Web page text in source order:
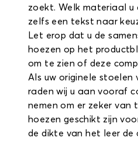
zoekt. Welk materiaal u
zelfs een tekst naar
Let erop dat u de
hoezen op het
om te zien of deze
Als uw originele stoelen
raden wij u aan vooraf
nemen om er zeker van
hoezen geschikt zijn
de dikte van het leer de